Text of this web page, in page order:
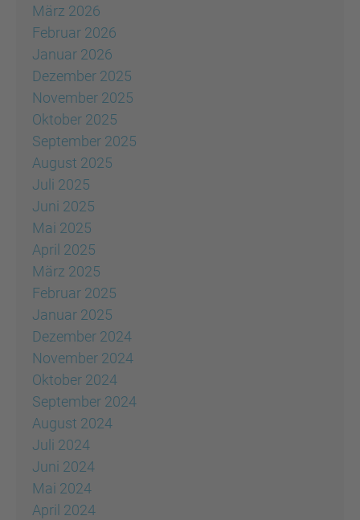
März 2026
Februar 2026
Januar 2026
Dezember 2025
November 2025
Oktober 2025
September 2025
August 2025
Juli 2025
Juni 2025
Mai 2025
April 2025
März 2025
Februar 2025
Januar 2025
Dezember 2024
November 2024
Oktober 2024
September 2024
August 2024
Juli 2024
Juni 2024
Mai 2024
April 2024